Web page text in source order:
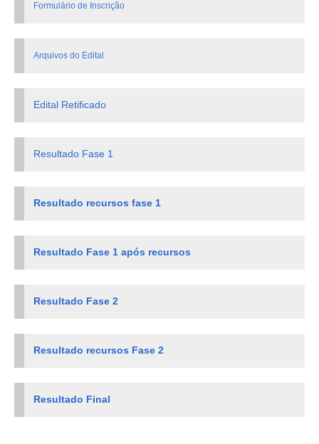
Formulário de Inscrição
Arquivos do Edital
Edital Retificado
Resultado Fase 1
Resultado recursos fase 1
Resultado Fase 1 após recursos
Resultado Fase 2
Resultado recursos Fase 2
Resultado Final